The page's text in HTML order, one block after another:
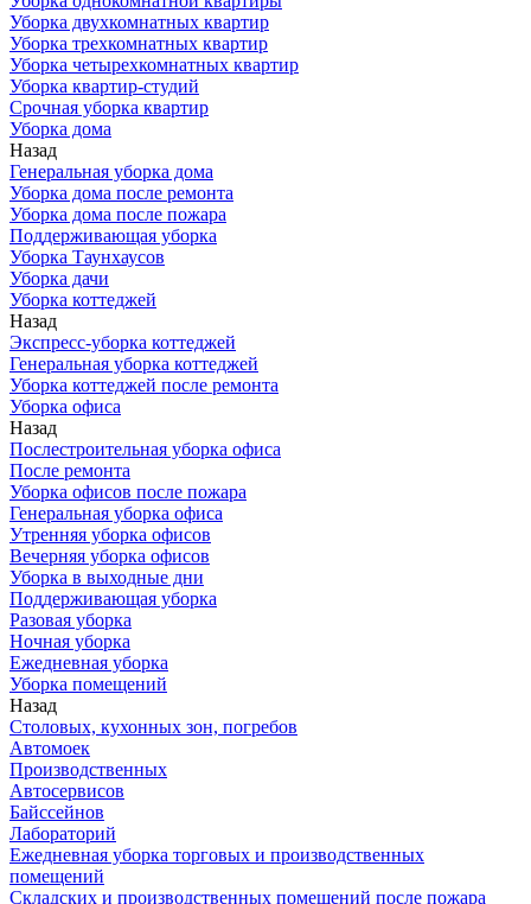
Уборка двухкомнатных квартир
Уборка трехкомнатных квартир
Уборка четырехкомнатных квартир
Уборка квартир-студий
Срочная уборка квартир
Уборка дома
Назад
Генеральная уборка дома
Уборка дома после ремонта
Уборка дома после пожара
Поддерживающая уборка
Уборка Таунхаусов
Уборка дачи
Уборка коттеджей
Назад
Экспресс-уборка коттеджей
Генеральная уборка коттеджей
Уборка коттеджей после ремонта
Уборка офиса
Назад
Послестроительная уборка офиса
После ремонта
Уборка офисов после пожара
Генеральная уборка офиса
Утренняя уборка офисов
Вечерняя уборка офисов
Уборка в выходные дни
Поддерживающая уборка
Разовая уборка
Ночная уборка
Ежедневная уборка
Уборка помещений
Назад
Столовых, кухонных зон, погребов
Автомоек
Производственных
Автосервисов
Байссейнов
Лабораторий
Ежедневная уборка торговых и производственных
помещений
Складских и производственных помещений после пожара